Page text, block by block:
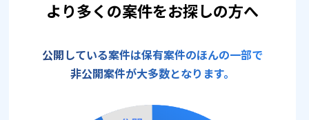
より多くの案件をお探しの方へ
公開している案件は保有案件のほんの一部で
非公開案件が大多数となります。